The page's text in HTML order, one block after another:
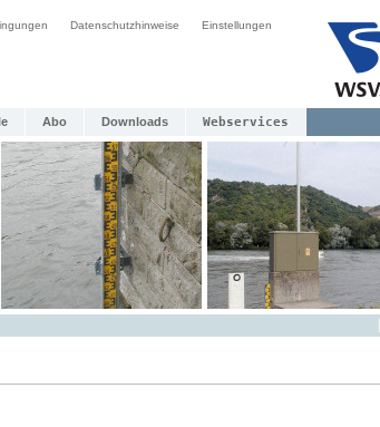
Datenschutzhinweise Einstellungen
Abo Downloads Webservices